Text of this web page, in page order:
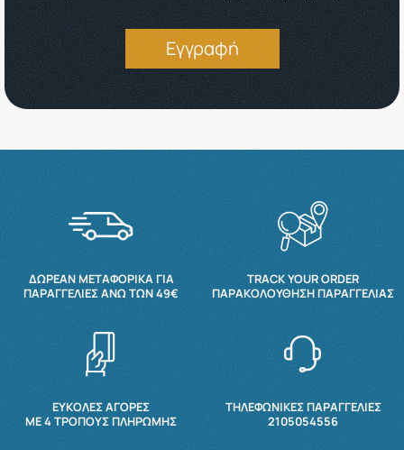
Εγγραφή
ΔΩΡΕΆΝ ΜΕΤΑΦΟΡΙΚΆ ΓΙΑ
ΠΑΡΑΓΓΕΛΊΕΣ ΆΝΩ ΤΩΝ 49€
TRACK YOUR ORDER
ΠΑΡΑΚΟΛΟΎΘΗΣΗ ΠΑΡΑΓΓΕΛΊΑΣ
ΕΥΚΟΛΕΣ ΑΓΟΡΕΣ
ΜΕ 4 ΤΡΌΠΟΥΣ ΠΛΗΡΩΜΉΣ
ΤΗΛΕΦΩΝΙΚΕΣ ΠΑΡΑΓΓΕΛΙΕΣ
2105054556